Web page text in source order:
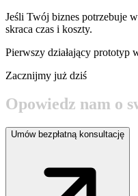
Jeśli Twój biznes potrzebuje
skraca czas i koszty.
Pierwszy działający prototyp
Zacznijmy już dziś
Opowiedz nam o s
Umów bezpłatną konsultację